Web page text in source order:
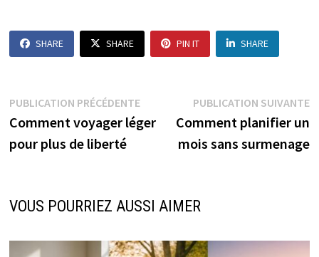
SHARE SHARE PIN IT SHARE
Navigation
de
l’article
PUBLICATION PRÉCÉDENTEPublication
précédente :
Comment voyager léger
pour plus de liberté
PUBLICATION SUIVANTE
Comment planifier un
mois sans surmenage
VOUS POURRIEZ AUSSI AIMER